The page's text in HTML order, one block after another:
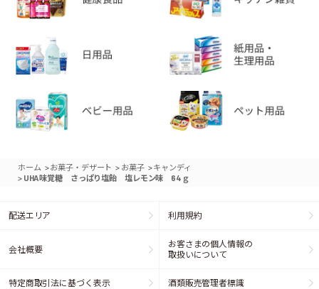
ホーム >お菓子・デザート > お菓子 >キャンディ
> UHA味覚糖 さっぱり塩飴 塩レモン味 64ｇ
配送エリア 利用規約
会社概要
お客さまの個人情報の
取扱いについて
特定商取引法に基づく表示 酒類販売管理者標識